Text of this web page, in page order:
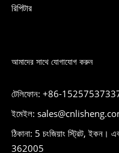
রিপিটার
আমাদের সাথে যোগাযোগ করুন
টেলিফোন: +86-
ইমেইল:
ঠিকানা: 5 চংজিয়াং স্ট্রিট, ইকন।
362005